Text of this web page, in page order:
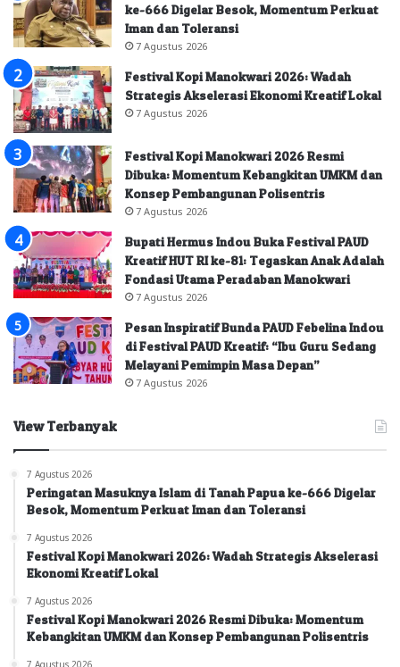
ke-666 Digelar Besok, Momentum Perkuat
Iman dan Toleransi
7 Agustus 2026
Festival Kopi Manokwari 2026: Wadah
Strategis Akselerasi Ekonomi Kreatif Lokal
7 Agustus 2026
Festival Kopi Manokwari 2026 Resmi
Dibuka: Momentum Kebangkitan UMKM dan
Konsep Pembangunan Polisentris
7 Agustus 2026
Bupati Hermus Indou Buka Festival PAUD
Kreatif HUT RI ke-81: Tegaskan Anak Adalah
Fondasi Utama Peradaban Manokwari
7 Agustus 2026
Pesan Inspiratif Bunda PAUD Febelina Indou
di Festival PAUD Kreatif: “Ibu Guru Sedang
Melayani Pemimpin Masa Depan”
7 Agustus 2026
View Terbanyak
7 Agustus 2026
Peringatan Masuknya Islam di Tanah Papua ke-666 Digelar
Besok, Momentum Perkuat Iman dan Toleransi
7 Agustus 2026
Festival Kopi Manokwari 2026: Wadah Strategis Akselerasi
Ekonomi Kreatif Lokal
7 Agustus 2026
Festival Kopi Manokwari 2026 Resmi Dibuka: Momentum
Kebangkitan UMKM dan Konsep Pembangunan Polisentris
7 Agustus 2026